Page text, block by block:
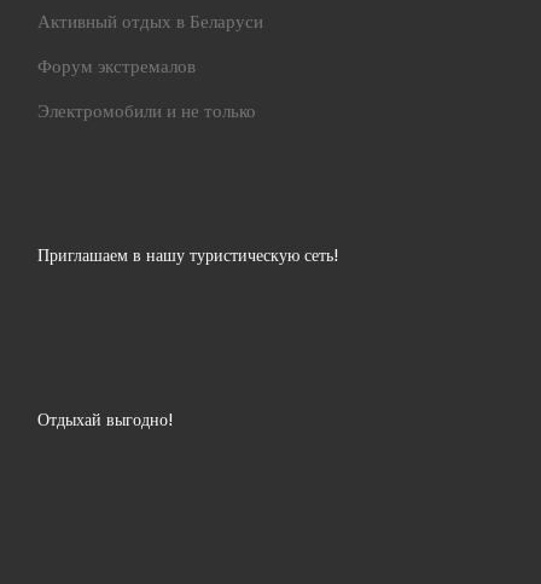
Активный отдых в Беларуси
Форум экстремалов
Электромобили и не только
Приглашаем в нашу туристическую сеть!
Отдыхай выгодно!